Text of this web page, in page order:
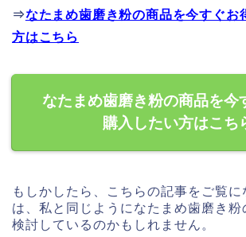
⇒なたまめ歯磨き粉の商品を今すぐお
方はこちら
なたまめ歯磨き粉の商品を今
購入したい方はこち
もしかしたら、こちらの記事をご覧に
は、私と同じようになたまめ歯磨き粉
検討しているのかもしれません。